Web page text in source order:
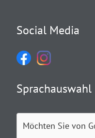
Social Media
Sprachauswahl
Möchten Sie von